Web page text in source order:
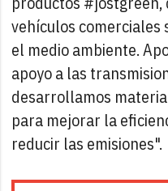
vehículos comerciales
el medio ambiente.
apoyo a las
desarrollamos
para mejorar la
reducir las emisiones".